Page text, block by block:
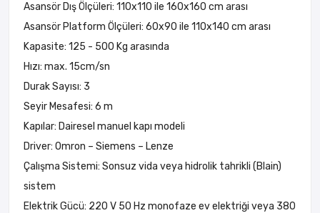
Asansör Dış Ölçüleri: 110x110 ile 160x160 cm arası
Asansör Platform Ölçüleri: 60x90 ile 110x140 cm arası
Kapasite: 125 - 500 Kg arasında
Hızı: max. 15cm/sn
Durak Sayısı: 3
Seyir Mesafesi: 6 m
Kapılar: Dairesel manuel kapı modeli
Driver: Omron – Siemens – Lenze
Çalışma Sistemi: Sonsuz vida veya hidrolik tahrikli (Blain)
sistem
Elektrik Gücü: 220 V 50 Hz monofaze ev elektriği veya 380